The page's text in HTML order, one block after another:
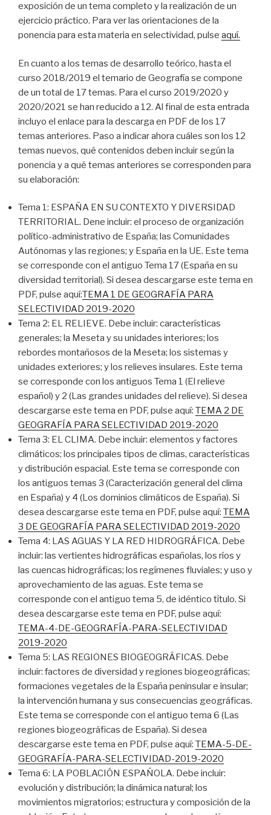
exposición de un tema completo y la realización de un
ejercicio práctico. Para ver las orientaciones de la
ponencia para esta materia en selectividad, pulse aquí.
En cuanto a los temas de desarrollo teórico, hasta el
curso 2018/2019 el temario de Geografía se compone
de un total de 17 temas. Para el curso 2019/2020 y
2020/2021 se han reducido a 12. Al final de esta entrada
incluyo el enlace para la descarga en PDF de los 17
temas anteriores. Paso a indicar ahora cuáles son los 12
temas nuevos, qué contenidos deben incluir según la
ponencia y a qué temas anteriores se corresponden para
su elaboración:
Tema 1: ESPAÑA EN SU CONTEXTO Y DIVERSIDAD
TERRITORIAL. Dene incluir: el proceso de organización
político-administrativo de España; las Comunidades
Autónomas y las regiones; y España en la UE. Este tema
se corresponde con el antiguo Tema 17 (España en su
diversidad territorial). Si desea descargarse este tema en
PDF, pulse aquí:TEMA 1 DE GEOGRAFÍA PARA
SELECTIVIDAD 2019-2020
Tema 2: EL RELIEVE. Debe incluir: características
generales; la Meseta y su unidades interiores; los
rebordes montañosos de la Meseta; los sistemas y
unidades exteriores; y los relieves insulares. Este tema
se corresponde con los antiguos Tema 1 (El relieve
español) y 2 (Las grandes unidades del relieve). Si desea
descargarse este tema en PDF, pulse aquí: TEMA 2 DE
GEOGRAFÍA PARA SELECTIVIDAD 2019-2020
Tema 3: EL CLIMA. Debe incluir: elementos y factores
climáticos; los principales tipos de climas, características
y distribución espacial. Este tema se corresponde con
los antiguos temas 3 (Caracterización general del clima
en España) y 4 (Los dominios climáticos de España). Si
desea descargarse este tema en PDF, pulse aquí: TEMA
3 DE GEOGRAFÍA PARA SELECTIVIDAD 2019-2020
Tema 4: LAS AGUAS Y LA RED HIDROGRÁFICA. Debe
incluir: las vertientes hidrográficas españolas, los ríos y
las cuencas hidrográficas; los regímenes fluviales; y uso y
aprovechamiento de las aguas. Este tema se
corresponde con el antiguo tema 5, de idéntico título. Si
desea descargarse este tema en PDF, pulse aquí:
TEMA-4-DE-GEOGRAFÍA-PARA-SELECTIVIDAD
2019-2020
Tema 5: LAS REGIONES BIOGEOGRÁFICAS. Debe
incluir: factores de diversidad y regiones biogeográficas;
formaciones vegetales de la España peninsular e insular;
la intervención humana y sus consecuencias geográficas.
Este tema se corresponde con el antiguo tema 6 (Las
regiones biogeográficas de España). Si desea
descargarse este tema en PDF, pulse aquí: TEMA-5-DE-
GEOGRAFÍA-PARA-SELECTIVIDAD-2019-2020
Tema 6: LA POBLACIÓN ESPAÑOLA. Debe incluir:
evolución y distribución; la dinámica natural; los
movimientos migratorios; estructura y composición de la